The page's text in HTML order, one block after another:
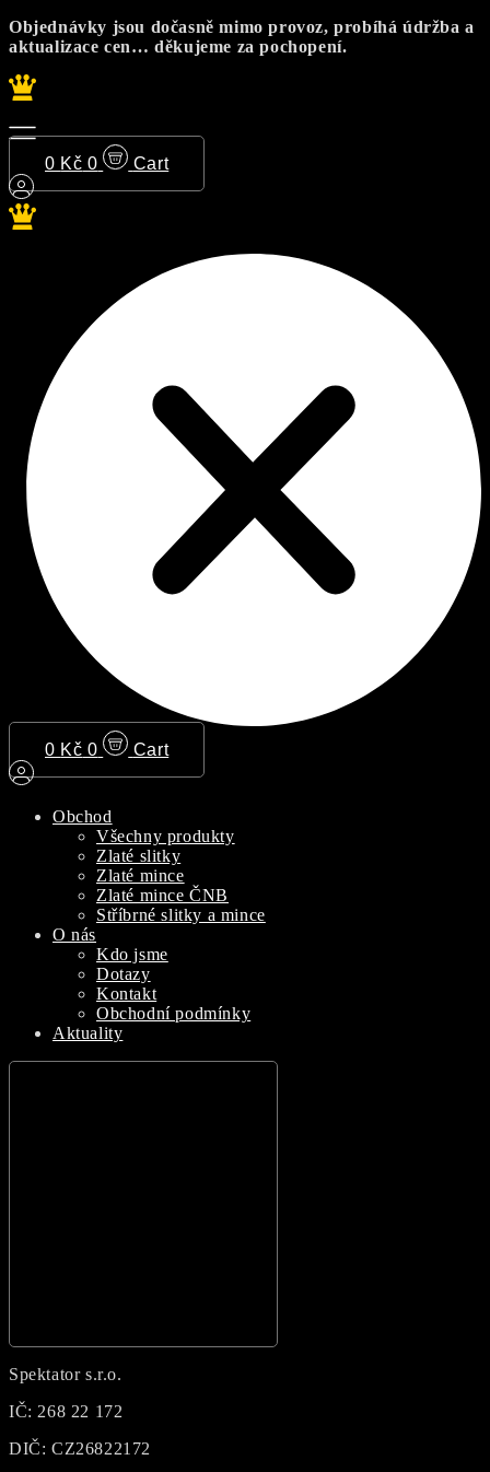
Přejít
k
Objednávky jsou dočasně mimo provoz, probíhá údržba a
aktualizace cen… děkujeme za pochopení.
0 Kč 0 Cart
0 Kč 0 Cart
Obchod
Všechny produkty
Zlaté slitky
Zlaté mince
Zlaté mince ČNB
Stříbrné slitky a mince
O nás
Kdo jsme
Dotazy
Kontakt
Obchodní podmínky
Aktuality
Spektator s.r.o.
IČ: 268 22 172
DIČ: CZ26822172